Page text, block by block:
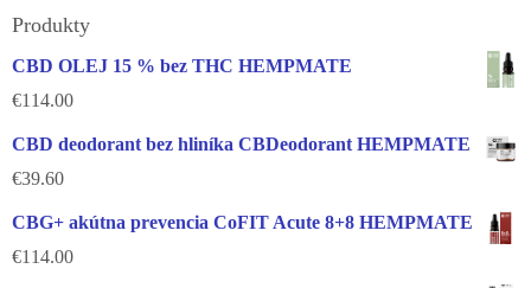
Produkty
CBD OLEJ 15 % bez THC HEMPMATE
€114.00
CBD deodorant bez hliníka CBDeodorant HEMPMATE
€39.60
CBG+ akútna prevencia CoFIT Acute 8+8 HEMPMATE
€114.00